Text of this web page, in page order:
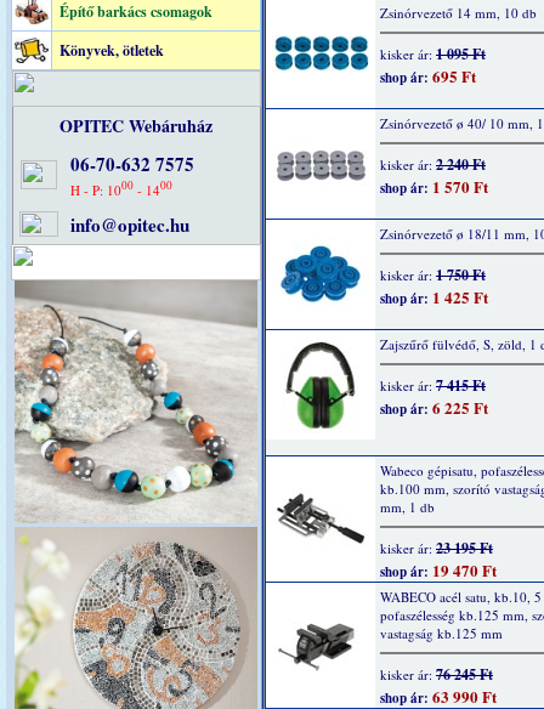
Építő barkács csomagok
Könyvek, ötletek
OPITEC Webáruház
06-70-632 7575
H - P: 1000- 1400
info@opitec.hu
Zsinórvezető 14 mm, 10 db
kisker ár: 1 095 Ft
shop ár: 695 Ft
Zsinórvezető ø 40/ 10 mm,
kisker ár: 2 240 Ft
shop ár: 1 570 Ft
Zsinórvezető ø 18/11 mm,
kisker ár: 1 750 Ft
shop ár: 1 425 Ft
Zajszűrő fülvédő, S, zöld, 1
kisker ár: 7 415 Ft
shop ár: 6 225 Ft
Wabeco gépisatu,
kb.100 mm, szorító
mm, 1 db
kisker ár: 23 195 Ft
shop ár: 19 470 Ft
WABECO acél satu, kb.10,
pofaszélesség kb.125 mm,
vastagság kb.125 mm
kisker ár: 76 245 Ft
shop ár: 63 990 Ft